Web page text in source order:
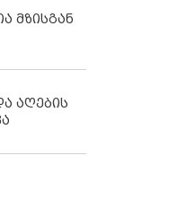
მზისგან
აღების